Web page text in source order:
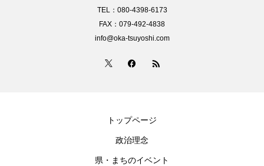
TEL：080-4398-6173
FAX：079-492-4838
info@oka-tsuyoshi.com
トップページ
政治理念
県・まちのイベント